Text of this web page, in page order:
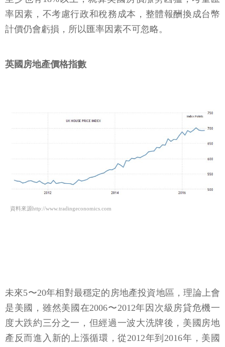
率因素，不考慮行政和稅務成本，整體報酬換成台幣
計價仍會虧損，所以匯率因素不可忽略。
英國房地產價格指數
資料來源http://www.tradingeconomics.com
未來5〜20年相對最穩定的房地產投資地區，理論上會
是美國，雖然美國在2006〜2012年因次級房貸危機一
度大跌約三分之一，但經過一波大洗牌後，美國房地
產反而進入新的上漲循環，從2012年到2016年，美國